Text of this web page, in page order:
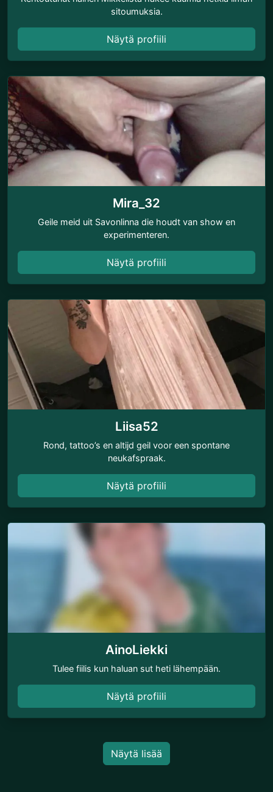
sitoumuksia.
Näytä profiili
Mira_32
Geile meid uit Savonlinna die houdt van show en
experimenteren.
Näytä profiili
Liisa52
Rond, tattoo’s en altijd geil voor een spontane
neukafspraak.
Näytä profiili
AinoLiekki
Tulee fiilis kun haluan sut heti lähempään.
Näytä profiili
Näytä lisää